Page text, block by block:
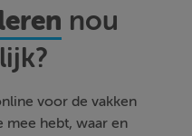
nou
voor de vakken
mee hebt, waar en